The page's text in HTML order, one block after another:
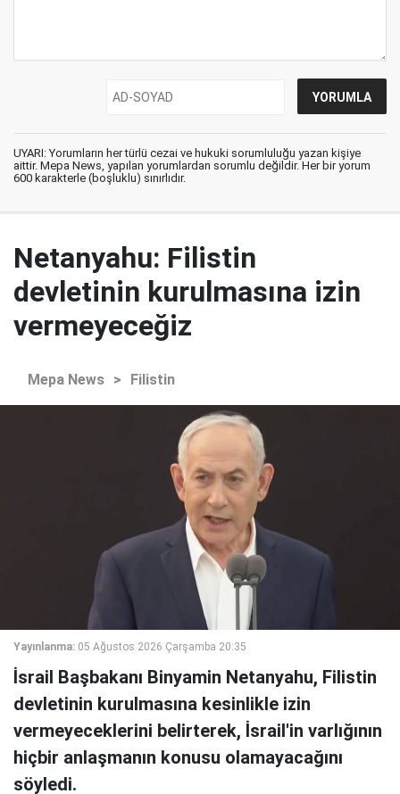
UYARI: Yorumların her türlü cezai ve hukuki sorumluluğu yazan kişiye
aittir. Mepa News, yapılan yorumlardan sorumlu değildir. Her bir yorum
600 karakterle (boşluklu) sınırlıdır.
Netanyahu: Filistin
devletinin kurulmasına izin
vermeyeceğiz
Mepa News > Filistin
Yayınlanma: 05 Ağustos 2026 Çarşamba 20:35
İsrail Başbakanı Binyamin Netanyahu, Filistin
devletinin kurulmasına kesinlikle izin
vermeyeceklerini belirterek, İsrail'in varlığının
hiçbir anlaşmanın konusu olamayacağını
söyledi.